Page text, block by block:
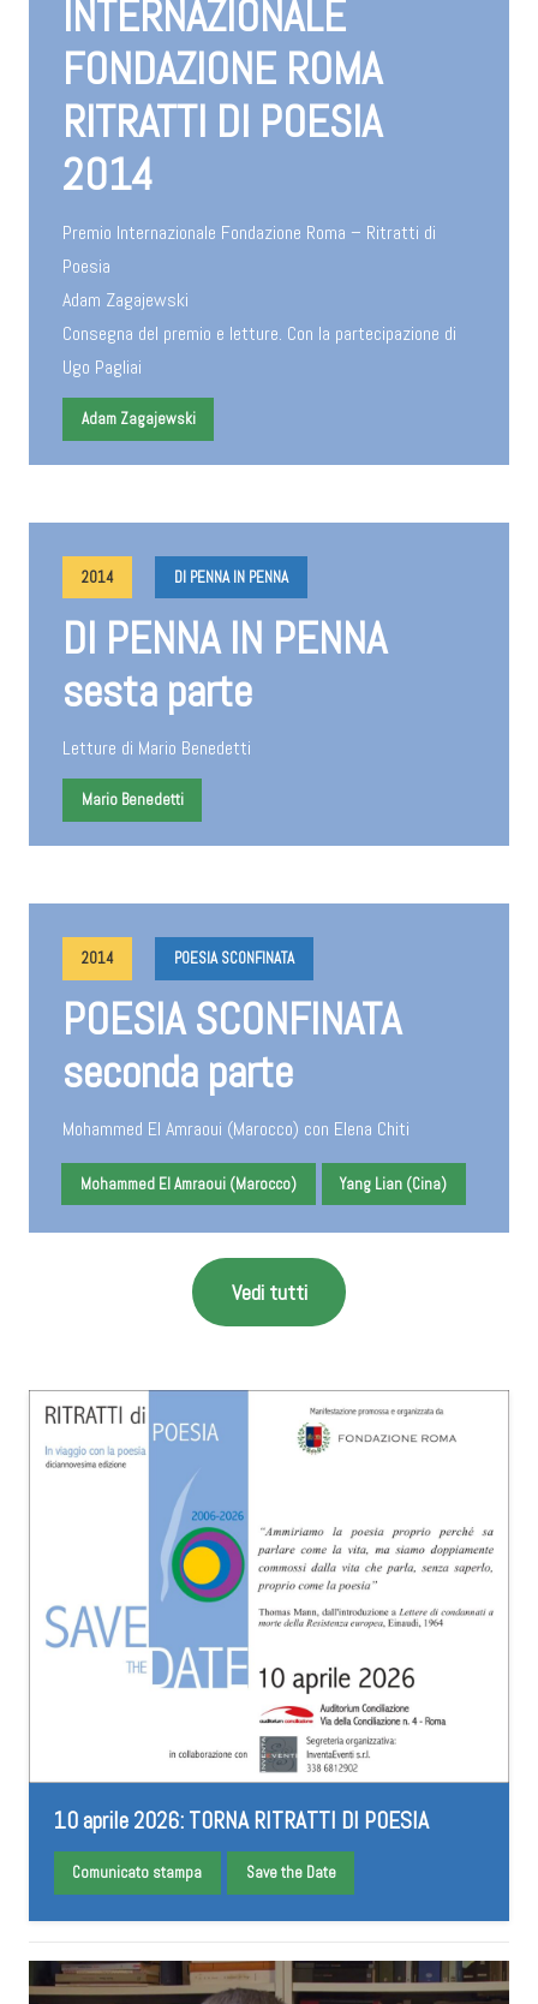
INTERNAZIONALE
FONDAZIONE ROMA
RITRATTI DI POESIA
2014
Premio Internazionale Fondazione Roma – Ritratti di
Poesia
Adam Zagajewski
Consegna del premio e letture. Con la partecipazione di
Ugo Pagliai
Adam Zagajewski
2014 DI PENNA IN PENNA
DI PENNA IN PENNA
sesta parte
Letture di Mario Benedetti
Mario Benedetti
2014 POESIA SCONFINATA
POESIA SCONFINATA
seconda parte
Mohammed El Amraoui (Marocco) con Elena Chiti
Mohammed El Amraoui (Marocco) Yang Lian (Cina)
Vedi tutti
10 aprile 2026: TORNA RITRATTI DI POESIA
Comunicato stampa Save the Date